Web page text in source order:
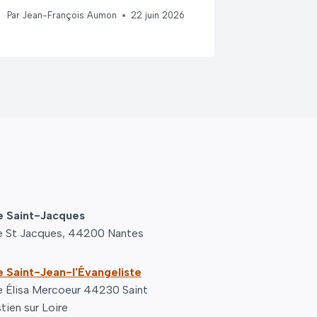
Par Jean-François Aumon 22 juin 2026
Saint-Jacques
St Jacques, 44200 Nantes
Saint-Jean-l'Évangeliste
Élisa Mercoeur 44230 Saint
sur Loire